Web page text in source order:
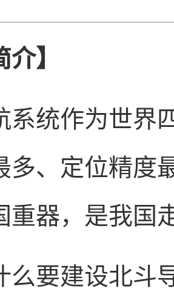
介】
系统作为世界
多、定位精度
重器，是我国
么要建设北斗